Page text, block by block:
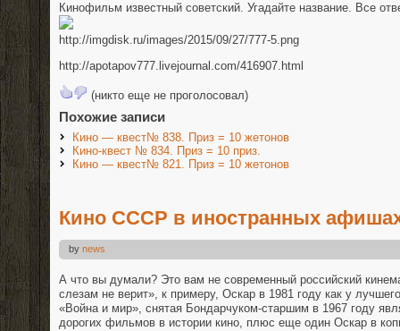
Кинофильм известный советский. Угадайте название. Все
http://imgdisk.ru/images/2015/09/27/777-5.png
http://apotapov777.livejournal.com/416907.html
(никто еще не проголосовал)
Похожие записи
Кино — квест№ 838. Приз = 10 жетонов
Кино-квест № 834. Приз = 10 приз.
Кино — квест№ 821. Приз = 10 жетонов
Кино СССР в иностранных
by news
А что вы думали? Это вам не современный российский
слезам не верит», к примеру, Оскар в 1981 году как у
«Война и мир», снятая Бондарчуком-старшим в 1967 году
дорогих фильмов в истории кино, плюс еще один Оскар в